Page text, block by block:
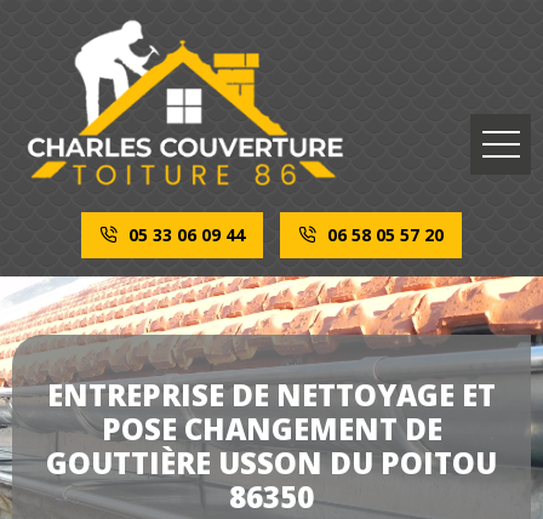
05 33 06 09 44 06 58 05 57 20
ENTREPRISE DE NETTOYAGE ET
POSE CHANGEMENT DE
GOUTTIÈRE USSON DU POITOU
86350